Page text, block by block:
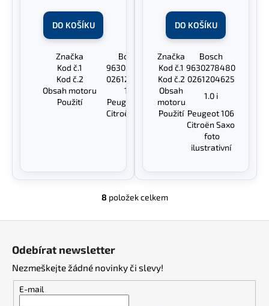
DO KOŠÍKU
Značka
Bosch
Kod č.1
9630278180
Kod č.2
0261204622
Obsah motoru
1.1 i
Použití
Peugeot 106
Citroën Saxo
DO KOŠÍKU
Značka
Bosch
Kod č.1 9630278480
Kod č.2 0261204625
Obsah
motoru
1.0 i
Použití Peugeot 106
Citroën Saxo
foto
ilustrativní
O
a
c
8 položek celkem
Odebírat newsletter
Nezmeškejte žádné novinky či slevy!
E-mail